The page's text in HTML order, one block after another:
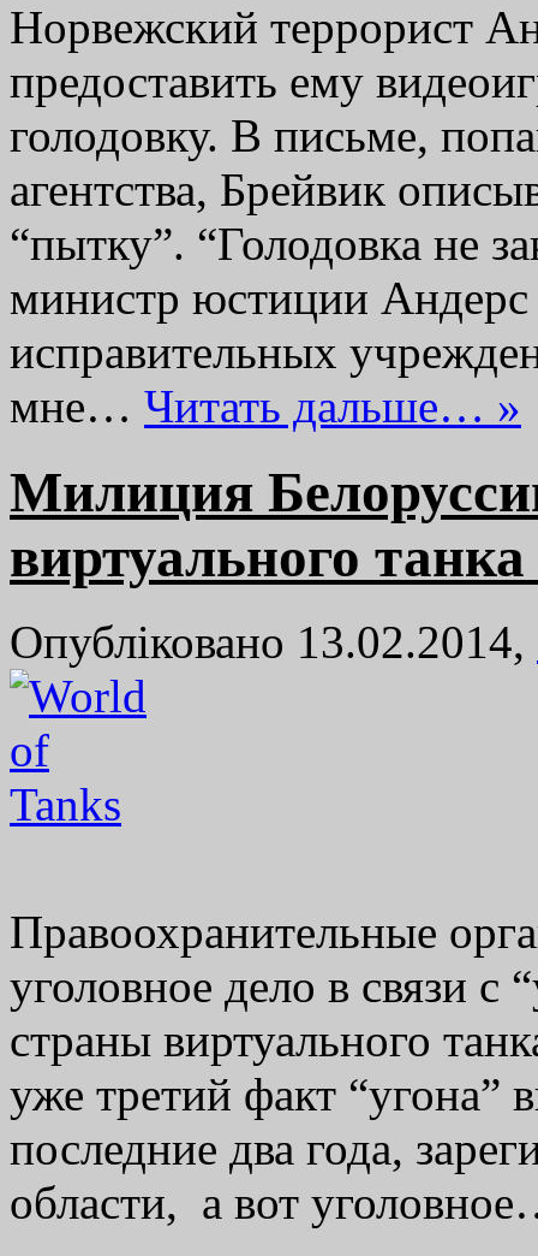
Норвежский террорист
предоставить ему
голодовку. В письме,
агентства, Брейвик
“пытку”. “Голодовка не
министр юстиции
исправительных
мне… Читать дальше… »
Милиция
виртуального
Опубліковано 13.02.2014,
Правоохранительные
уголовное дело в связи с
страны виртуального
уже третий факт “угона”
последние два года,
области, а вот